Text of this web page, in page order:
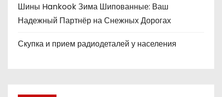
Шины Hankook Зима Шипованные: Ваш
Надежный Партнёр на Снежных Дорогах
Скупка и прием радиодеталей у населения